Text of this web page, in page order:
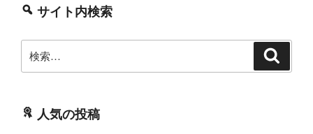
サイト内検索
索:
人気の投稿